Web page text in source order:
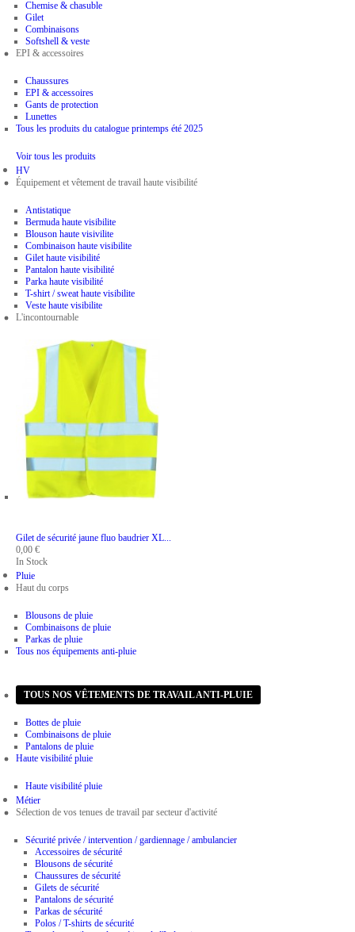
Chemise & chasuble
Gilet
Combinaisons
Softshell & veste
EPI & accessoires
Chaussures
EPI & accessoires
Gants de protection
Lunettes
Tous les produits du catalogue printemps été 2025
Voir tous les produits
HV
Équipement et vêtement de travail haute visibilité
Antistatique
Bermuda haute visibilite
Blouson haute visivilite
Combinaison haute visibilite
Gilet haute visibilité
Pantalon haute visibilité
Parka haute visibilité
T-shirt / sweat haute visibilite
Veste haute visibilite
L'incontournable
Gilet de sécurité jaune fluo baudrier XL...
0,00 €
In Stock
Pluie
Haut du corps
Blousons de pluie
Combinaisons de pluie
Parkas de pluie
Tous nos équipements anti-pluie
TOUS NOS VÊTEMENTS DE TRAVAIL ANTI-PLUIE
Bas du corps
Bottes de pluie
Combinaisons de pluie
Pantalons de pluie
Haute visibilité pluie
Haute visibilité pluie
Métier
Sélection de vos tenues de travail par secteur d'activité
Sécurité privée / intervention / gardiennage / ambulancier
Accessoires de sécurité
Blousons de sécurité
Chaussures de sécurité
Gilets de sécurité
Pantalons de sécurité
Parkas de sécurité
Polos / T-shirts de sécurité